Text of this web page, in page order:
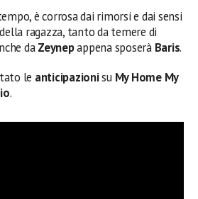
è corrosa dai rimorsi e dai sensi
ragazza, tanto da temere di
daZeynepappena sposerà Baris.
le anticipazionisu My Home My
.